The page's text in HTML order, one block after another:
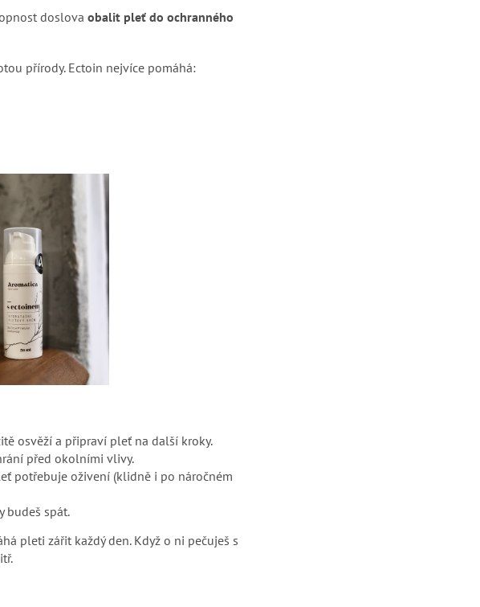
doslova obalit pleť do ochranného
přírody. Ectoin nejvíce pomáhá:
osvěží a připraví pleť na další kroky.
před okolními vlivy.
potřebuje oživení (klidně i po náročném
budeš spát.
pleti zářit každý den. Když o ni pečuješ s